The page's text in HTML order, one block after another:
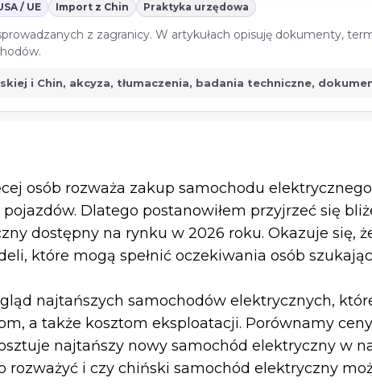
osób rozważa zakup samochodu
Dlatego postanowiłem przyjrzeć się
dostępny na rynku w 2026 roku. Okazuje się,
które mogą spełnić oczekiwania osób
najtańszych samochodów elektrycznych,
a także kosztom eksploatacji. Porównamy
najtańszy nowy samochód elektryczny w
i czy chiński samochód elektryczny
/ UE Import z Chin Praktyka urzędowa
z zagranicy. W artykułach opisuję dokumenty,
i Chin, akcyza, tłumaczenia, badania techniczne,